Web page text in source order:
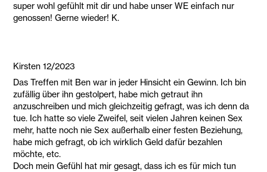
super wohl gefühlt mit dir und habe unser WE einfach nur
genossen! Gerne wieder! K.
Kirsten 12/2023
Das Treffen mit Ben war in jeder Hinsicht ein Gewinn. Ich bin
zufällig über ihn gestolpert, habe mich getraut ihn
anzuschreiben und mich gleichzeitig gefragt, was ich denn da
tue. Ich hatte so viele Zweifel, seit vielen Jahren keinen Sex
mehr, hatte noch nie Sex außerhalb einer festen Beziehung,
habe mich gefragt, ob ich wirklich Geld dafür bezahlen
möchte, etc.
Doch mein Gefühl hat mir gesagt, dass ich es für mich tun